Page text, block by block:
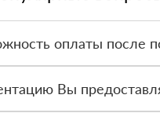
оплаты после
Вы